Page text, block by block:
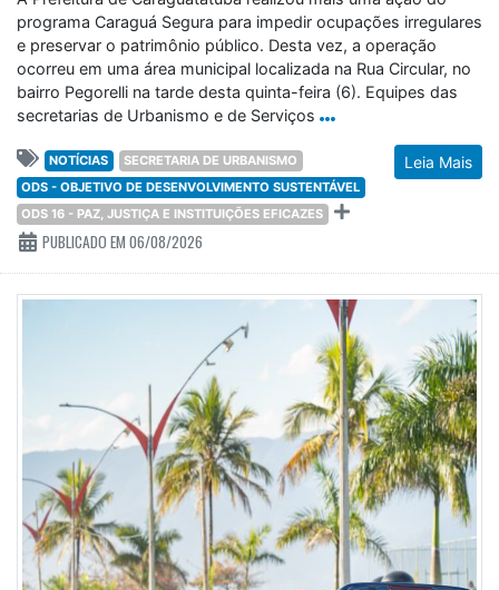
programa Caraguá Segura para impedir ocupações irregulares
e preservar o patrimônio público. Desta vez, a operação
ocorreu em uma área municipal localizada na Rua Circular, no
bairro Pegorelli na tarde desta quinta-feira (6). Equipes das
secretarias de Urbanismo e de Serviços
Leia Mais
NOTÍCIAS
SECRETARIA DE URBANISMO
ODS - OBJETIVO DE DESENVOLVIMENTO SUSTENTÁVEL
ODS 16 - PAZ, JUSTIÇA E INSTITUIÇÕES EFICAZES
PUBLICADO EM 06/08/2026